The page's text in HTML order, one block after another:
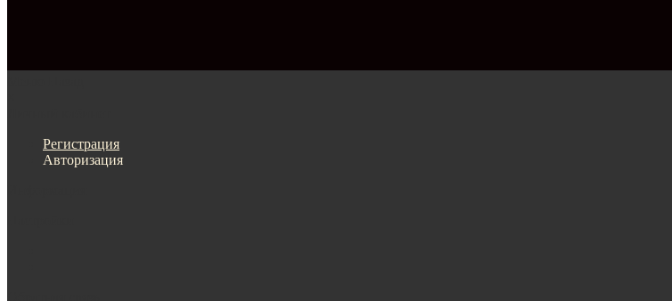
Регистрация
Авторизация